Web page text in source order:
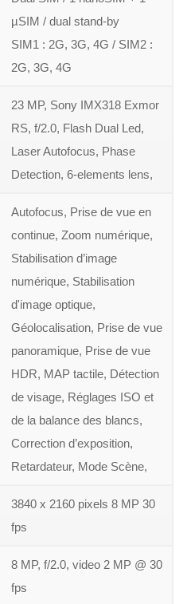
µSIM / dual stand-by
SIM1 : 2G, 3G, 4G / SIM2 :
2G, 3G, 4G
23 MP, Sony IMX318 Exmor
RS, f/2.0, Flash Dual Led,
Laser Autofocus, Phase
Detection, 6-elements lens,
Autofocus, Prise de vue en
continue, Zoom numérique,
Stabilisation d’image
numérique, Stabilisation
d'image optique,
Géolocalisation, Prise de vue
panoramique, Prise de vue
HDR, MAP tactile, Détection
de visage, Réglages ISO et
de la balance des blancs,
Correction d’exposition,
Retardateur, Mode Scène,
3840 x 2160 pixels 8 MP 30
fps
8 MP, f/2.0, video 2 MP @ 30
fps